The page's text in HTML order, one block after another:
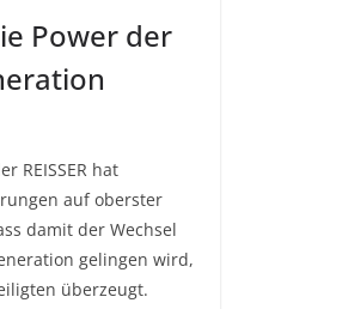
Power der
REISSER hat
auf oberster
damit der Wechsel
gelingen wird,
überzeugt.